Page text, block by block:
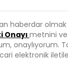
haberdar olmak
Onayı metnini ve
onaylıyorum.
elektronik